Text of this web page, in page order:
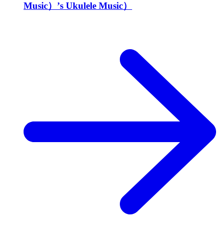
Music）’s Ukulele Music）